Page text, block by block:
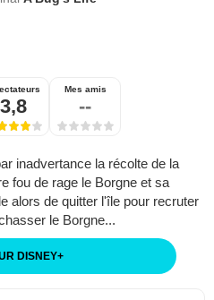
3,8
Mes amis
--
inadvertance la récolte de la
fou de rage le Borgne et sa
alors de quitter l'île pour recruter
le Borgne...
DISNEY+